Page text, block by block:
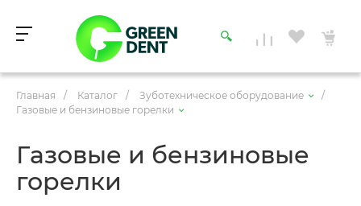
Главная / Каталог / Зуботехническое оборудование
/
Газовые и бензиновые горелки
Газовые и бензиновые
горелки